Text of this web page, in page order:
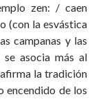
zen: / caen
(con la esvástica
campanas y las
asocia más al
la tradición
encendido de los